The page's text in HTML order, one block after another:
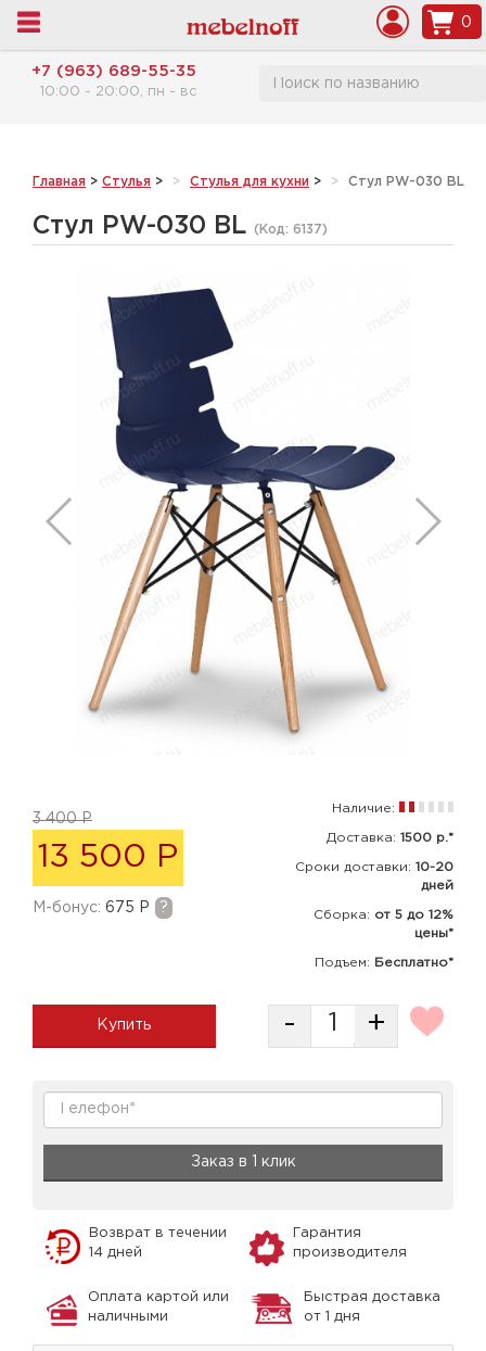
0
+7 (963) 689-55-35
10:00 - 20:00, пн - вс
Главная > Стулья > Стулья для кухни > Стул PW-030 BL
Стул PW-030 BL (Код: 6137)
3 400 Р
13 500 Р
M-бонус: 675 Р ?
Наличие:
Доставка: 1500 р.*
Сроки доставки: 10-20
дней
Сборка: от 5 до 12%
цены*
Подъем: Бесплатно*
Купить - +
Заказ в 1 клик
Возврат в течении
14 дней
Гарантия
производителя
Оплата картой или
наличными
Быстрая доставка
от 1 дня